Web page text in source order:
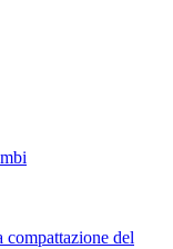
compattazione del